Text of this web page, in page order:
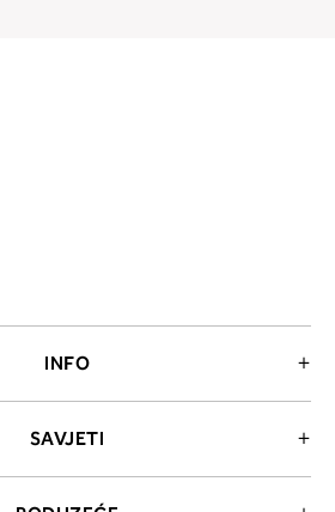
INFO
SAVJETI